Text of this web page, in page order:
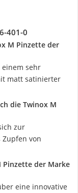
401-0
M Pinzette der
einem sehr
matt satinierter
die Twinox M
zur
von
Pinzette der Marke
eine innovative